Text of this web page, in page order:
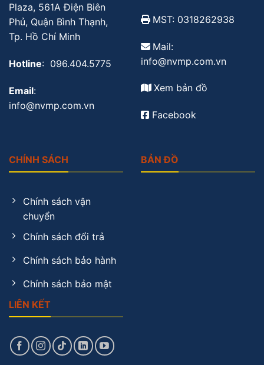
Plaza, 561A Điện Biên
Phủ, Quận Bình Thạnh,
Tp. Hồ Chí Minh
Hotline: 096.404.5775
Email:
info@nvmp.com.vn
MST: 0318262938
Mail:
info@nvmp.com.vn
Xem bản đồ
Facebook
CHÍNH SÁCH
Chính sách vận
chuyển
Chính sách đổi trả
Chính sách bảo hành
Chính sách bảo mật
LIÊN KẾT
BẢN ĐỒ